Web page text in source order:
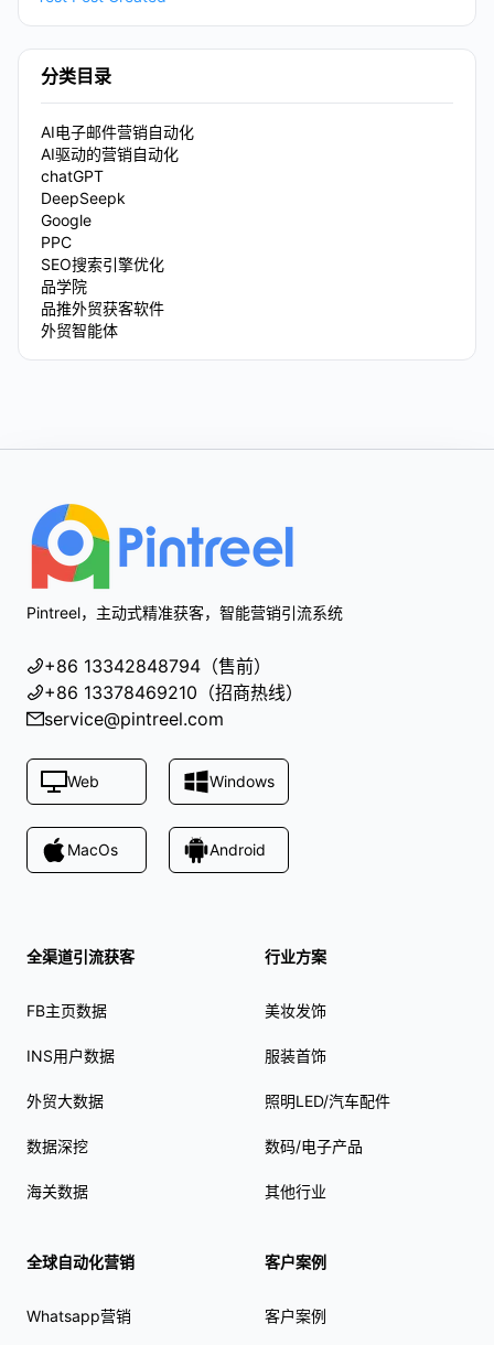
分类目录
AI电子邮件营销自动化
AI驱动的营销自动化
chatGPT
DeepSeepk
Google
PPC
SEO搜索引擎优化
品学院
品推外贸获客软件
外贸智能体
Pintreel，主动式精准获客，智能营销引流系统
+86 13342848794（售前）
+86 13378469210（招商热线）
service@pintreel.com
Web Windows
MacOs Android
全渠道引流获客
FB主页数据
INS用户数据
外贸大数据
数据深挖
海关数据
全球自动化营销
Whatsapp营销
行业方案
美妆发饰
服装首饰
照明LED/汽车配件
数码/电子产品
其他行业
客户案例
客户案例